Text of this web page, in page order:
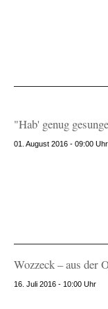
"Hab' genug
01. August 2016 - 09:00 Uhr
Wozzeck – aus der
16. Juli 2016 - 10:00 Uhr